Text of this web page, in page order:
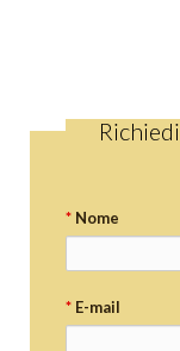
Quadri Tulipani
* Nome
* E-mail